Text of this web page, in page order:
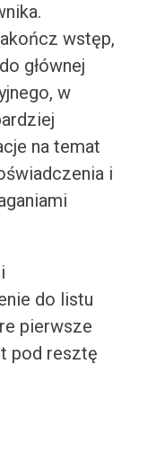
wstęp,
głównej
w
na temat
i
do listu
pierwsze
pod resztę